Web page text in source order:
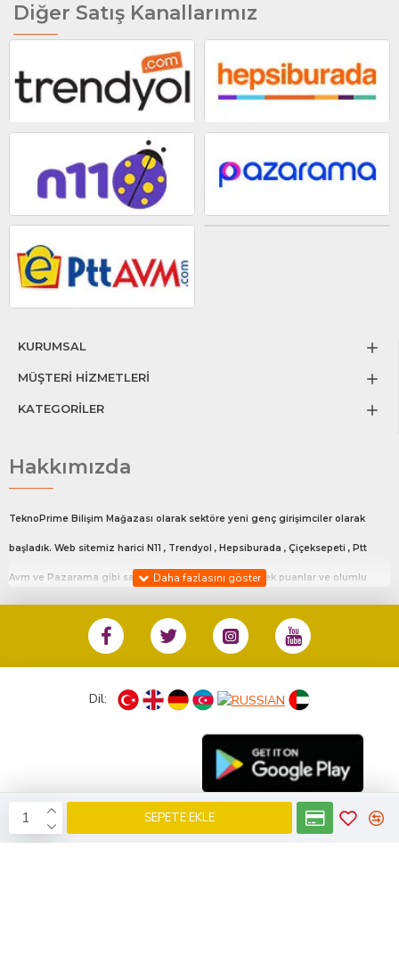
SEPETE EKLE
Diğer Satış Kanallarımız
KURUMSAL
MÜŞTERİ HİZMETLERİ
KATEGORİLER
Hakkımızda
TeknoPrime Bilişim Mağazası olarak sektöre yeni genç girişimciler olarak
başladık. Web sitemiz harici N11 , Trendyol , Hepsiburada , Çiçeksepeti , Ptt
Avm ve Pazarama gibi satış platfromlarında en yüksek puanlar ve olumlu
değerlendirmeler ile satış yapmaktayız.Bu platfrom da ki mağaza linklerimiz
sitemizin en alt kısmında Diğer Satış Kanalları adlı bölümde mevcuttur.
%100 Müşteri Memnuniyeti ile siz değerli müşterilerimize en iyi hizmeti
vermekteyiz. Bunun haricinde günün her anı bizlerle iletişime geçebilirsiniz.
0533 133 45 57 no’ lu numaradan ister whatsapp aracılığı ile ister telefon ile
arayarak bizlerle iletişime geçebilirsiniz.
Saat 16:00 kadar olan tüm siparişleriniz aynı gün kargolanır.
Dil:
KobiDirektE-ticaretile kurulmustur